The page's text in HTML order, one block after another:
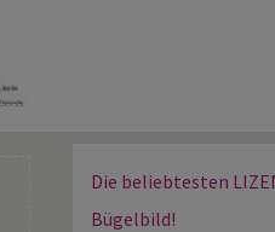
Die beliebtesten
Bügelbild!